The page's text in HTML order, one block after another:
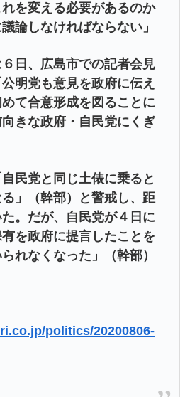
を変える必要があるのか
論しなければならない」
日、広島市での記者会見
明党も意見を政府に伝え
て合意形成を図ることに
きな政府・自民党にくぎ
民党と同じ土俵に乗ると
」（幹部）と警戒し、距
。だが、自民党が４日に
を政府に提言したことを
れなくなった」（幹部）
politics/20200806-